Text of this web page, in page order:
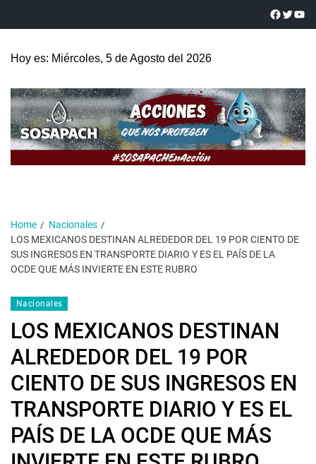
Hoy es: Miércoles, 5 de Agosto del 2026
Home
Nacionales
LOS MEXICANOS DESTINAN ALREDEDOR DEL 19 POR CIENTO DE
SUS INGRESOS EN TRANSPORTE DIARIO Y ES EL PAÍS DE LA
OCDE QUE MÁS INVIERTE EN ESTE RUBRO
Nacionales
LOS MEXICANOS DESTINAN
ALREDEDOR DEL 19 POR
CIENTO DE SUS INGRESOS EN
TRANSPORTE DIARIO Y ES EL
PAÍS DE LA OCDE QUE MÁS